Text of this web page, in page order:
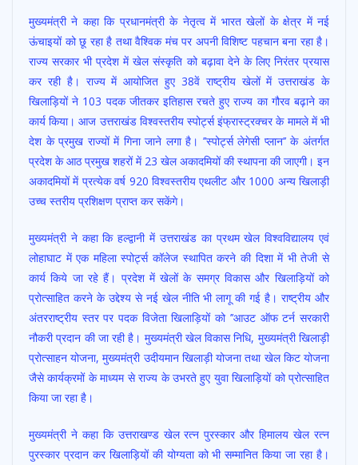
मुख्यमंत्री ने कहा कि प्रधानमंत्री के नेतृत्व में भारत खेलों के क्षेत्र में नई
ऊंचाइयों को छू रहा है तथा वैश्विक मंच पर अपनी विशिष्ट पहचान बना रहा है।
राज्य सरकार भी प्रदेश में खेल संस्कृति को बढ़ावा देने के लिए निरंतर प्रयास
कर रही है। राज्य में आयोजित हुए 38वें राष्ट्रीय खेलों में उत्तराखंड के
खिलाड़ियों ने 103 पदक जीतकर इतिहास रचते हुए राज्य का गौरव बढ़ाने का
कार्य किया। आज उत्तराखंड विश्वस्तरीय स्पोर्ट्स इंफ्रास्ट्रक्चर के मामले में भी
देश के प्रमुख राज्यों में गिना जाने लगा है। ’’स्पोर्ट्स लेगेसी प्लान’’ के अंतर्गत
प्रदेश के आठ प्रमुख शहरों में 23 खेल अकादमियों की स्थापना की जाएगी। इन
अकादमियों में प्रत्येक वर्ष 920 विश्वस्तरीय एथलीट और 1000 अन्य खिलाड़ी
उच्च स्तरीय प्रशिक्षण प्राप्त कर सकेंगे।
मुख्यमंत्री ने कहा कि हल्द्वानी में उत्तराखंड का प्रथम खेल विश्वविद्यालय एवं
लोहाघाट में एक महिला स्पोर्ट्स कॉलेज स्थापित करने की दिशा में भी तेजी से
कार्य किये जा रहे हैं। प्रदेश में खेलों के समग्र विकास और खिलाड़ियों को
प्रोत्साहित करने के उद्देश्य से नई खेल नीति भी लागू की गई है। राष्ट्रीय और
अंतरराष्ट्रीय स्तर पर पदक विजेता खिलाड़ियों को ’’आउट ऑफ टर्न सरकारी
नौकरी प्रदान की जा रही है। मुख्यमंत्री खेल विकास निधि, मुख्यमंत्री खिलाड़ी
प्रोत्साहन योजना, मुख्यमंत्री उदीयमान खिलाड़ी योजना तथा खेल किट योजना
जैसे कार्यक्रमों के माध्यम से राज्य के उभरते हुए युवा खिलाड़ियों को प्रोत्साहित
किया जा रहा है।
मुख्यमंत्री ने कहा कि उत्तराखण्ड खेल रत्न पुरस्कार और हिमालय खेल रत्न
पुरस्कार प्रदान कर खिलाड़ियों की योग्यता को भी सम्मानित किया जा रहा है।